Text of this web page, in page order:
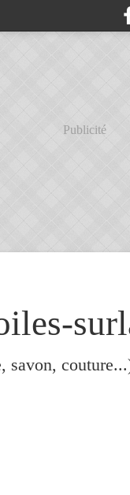
Publicité
savon,